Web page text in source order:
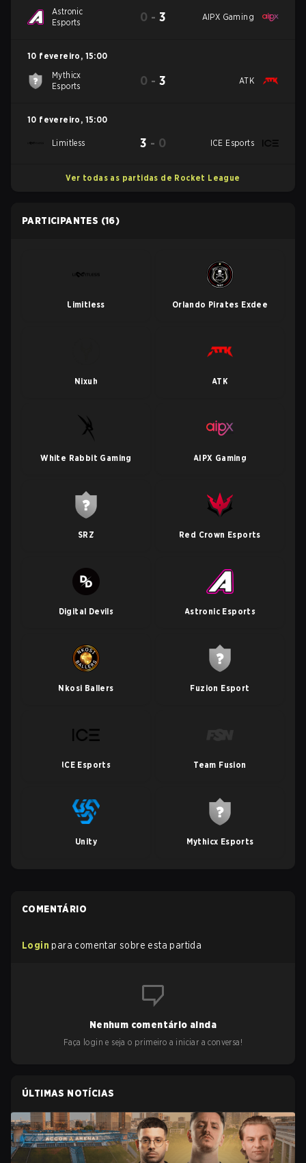
Astronic
Esports
0 - 3 AIPX Gaming
10 fevereiro , 15:00
Mythicx
Esports
0 - 3 ATK
10 fevereiro , 15:00
Limitless 3 - 0 ICE Esports
Ver todas as partidas de Rocket League
PARTICIPANTES (16)
Limitless Orlando Pirates Exdee
Nixuh ATK
White Rabbit Gaming AIPX Gaming
SRZ Red Crown Esports
Digital Devils Astronic Esports
Nkosi Ballers Fuzion Esport
ICE Esports Team Fusion
Unity Mythicx Esports
COMENTÁRIO
Login para comentar sobre esta partida
Nenhum comentário ainda
Faça login e seja o primeiro a iniciar a conversa!
ÚLTIMAS NOTÍCIAS